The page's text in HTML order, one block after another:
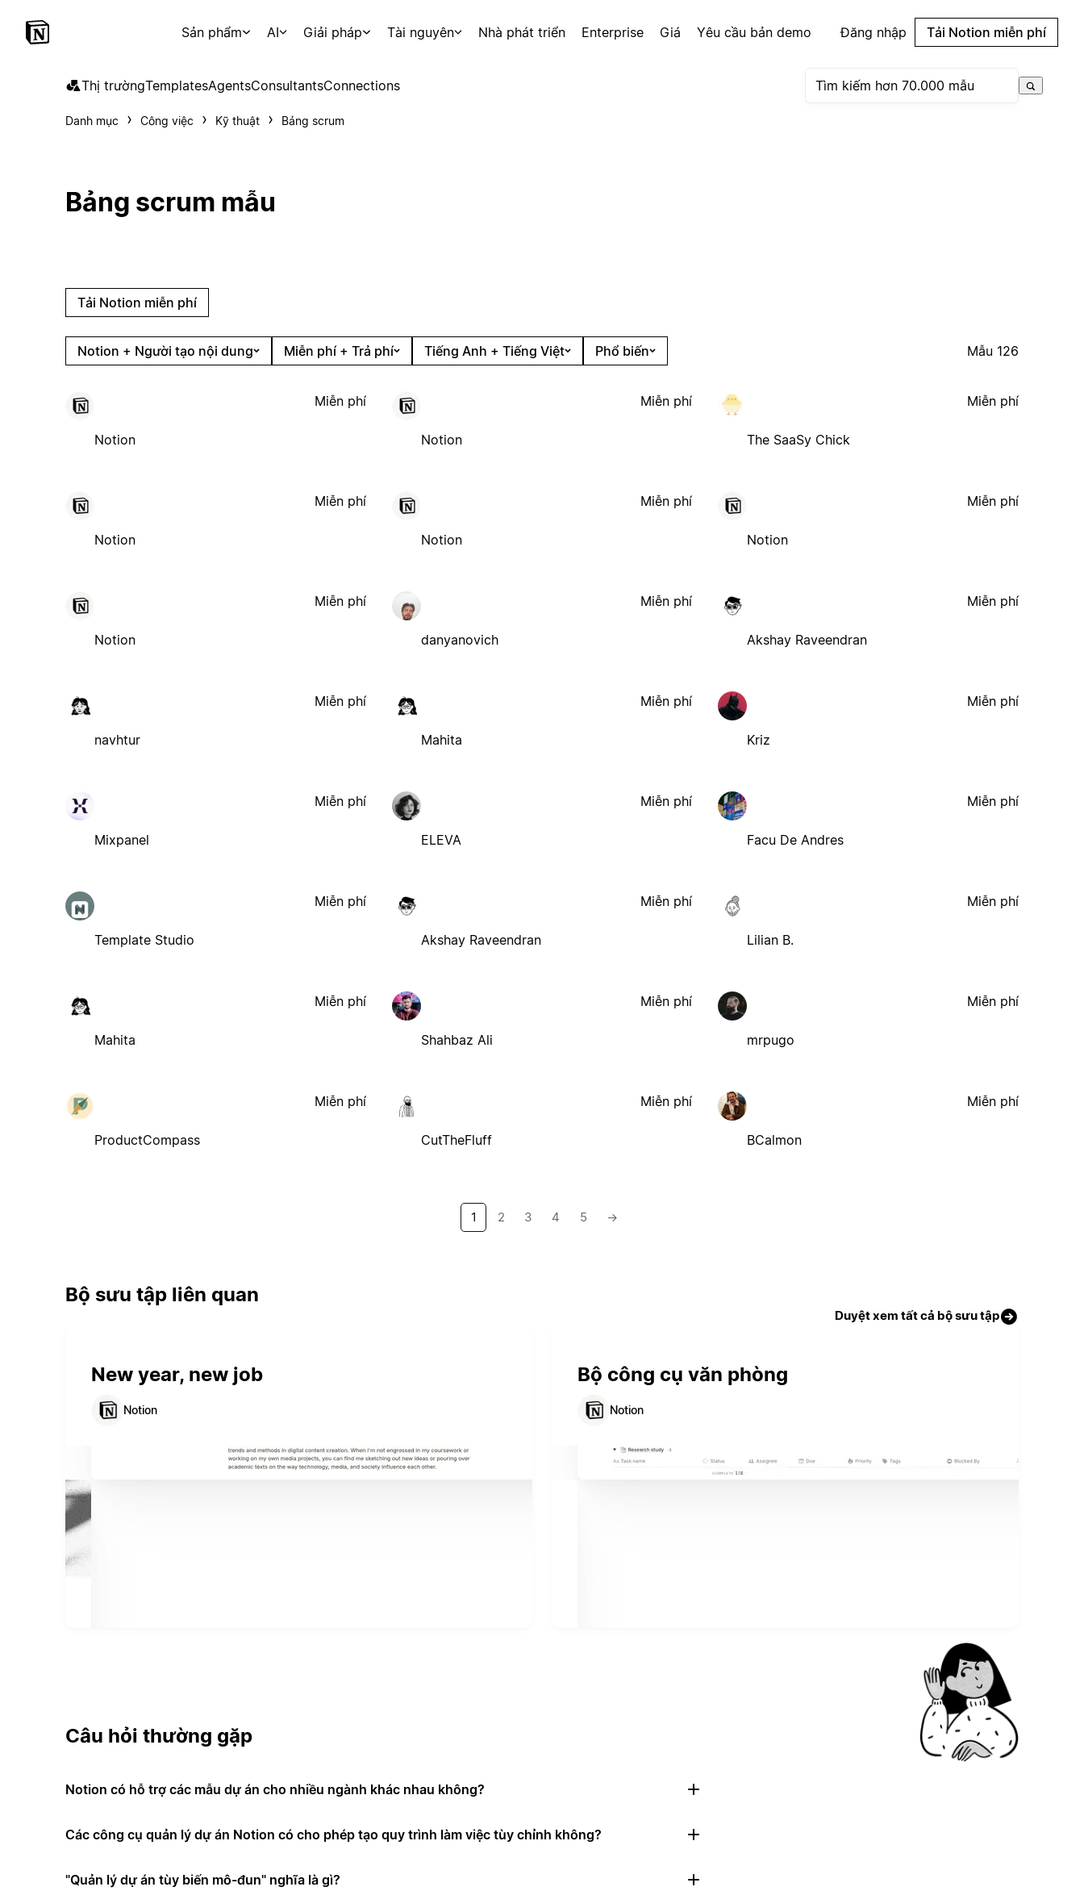
Sản phẩm AI Giải pháp Tài nguyên Nhà phát triển Enterprise Giá Yêu cầu bản demo Đăng nhập Tải Notion miễn phí
Thị trườngTemplatesAgentsConsultantsConnections
Danh mục Công việc Kỹ thuật Bảng scrum
Bảng scrum mẫu
Tải Notion miễn phí
Notion + Người tạo nội dung Miễn phí + Trả phí Tiếng Anh + Tiếng Việt Phổ biến Mẫu 126
Notion
Miễn phí
Notion
Miễn phí
The SaaSy Chick
Miễn phí
Notion
Miễn phí
Notion
Miễn phí
Notion
Miễn phí
Notion
Miễn phí
danyanovich
Miễn phí
Akshay Raveendran
Miễn phí
navhtur
Miễn phí
Mahita
Miễn phí
Kriz
Miễn phí
Mixpanel
Miễn phí
ELEVA
Miễn phí
Facu De Andres
Miễn phí
Template Studio
Miễn phí
Akshay Raveendran
Miễn phí
Lilian B.
Miễn phí
Mahita
Miễn phí
Shahbaz Ali
Miễn phí
mrpugo
Miễn phí
ProductCompass
Miễn phí
CutTheFluff
Miễn phí
BCalmon
Miễn phí
1 2 3 4 5 →
Bộ sưu tập liên quan
Duyệt xem tất cả bộ sưu tập
New year, new job
Notion
Bộ công cụ văn phòng
Notion
Câu hỏi thường gặp
Notion có hỗ trợ các mẫu dự án cho nhiều ngành khác nhau không?
Các công cụ quản lý dự án Notion có cho phép tạo quy trình làm việc tùy chỉnh không?
"Quản lý dự án tùy biến mô-đun" nghĩa là gì?